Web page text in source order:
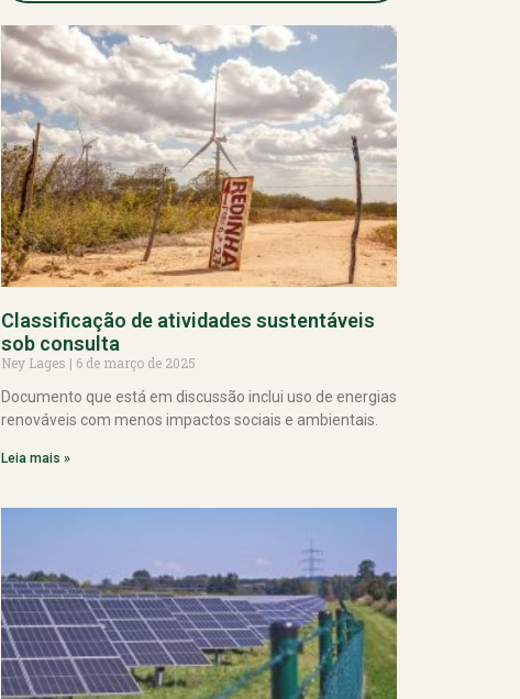
Classificação de atividades sustentáveis
sob consulta
Ney Lages
6 de março de 2025
Documento que está em discussão inclui uso de energias
renováveis com menos impactos sociais e ambientais.
Leia mais »